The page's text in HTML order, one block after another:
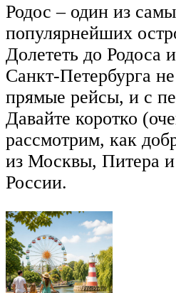
Родос – один из
популярнейших
Долететь до Родоса
Санкт-Петербурга
прямые рейсы, и с
Давайте коротко
рассмотрим, как
из Москвы, Питера и
России.